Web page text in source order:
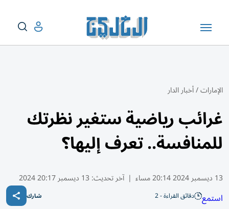
الإمارات/أخبار الدار
غرائب رياضية ستغير نظرتك
للمنافسة.. تعرف إليها؟
13 ديسمبر 2024 20:14 مساء | آخر تحديث: 13 ديسمبر 20:17 2024
استمع دقائق القراءة - 2 شارك